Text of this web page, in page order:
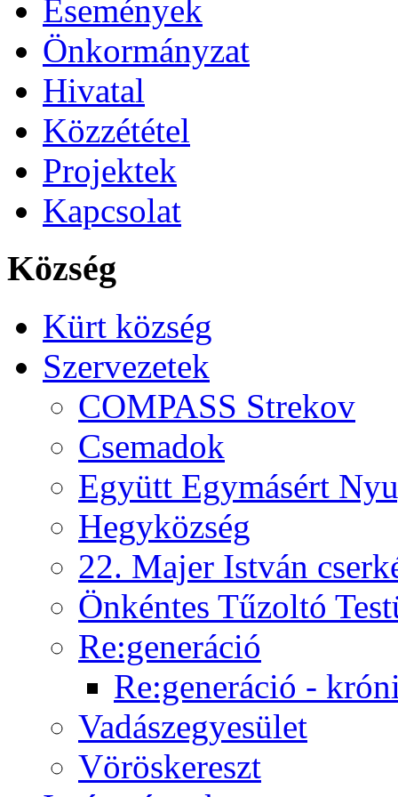
Események
Önkormányzat
Hivatal
Közzététel
Projektek
Kapcsolat
Község
Kürt község
Szervezetek
COMPASS Strekov
Csemadok
Együtt Egymásért
Hegyközség
22. Majer István
Önkéntes Tűzoltó
Re:generáció
Re:generáció -
Vadászegyesület
Vöröskereszt